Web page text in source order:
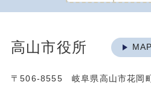
高山市役所 MAP
〒506-8555 岐阜県高山市花